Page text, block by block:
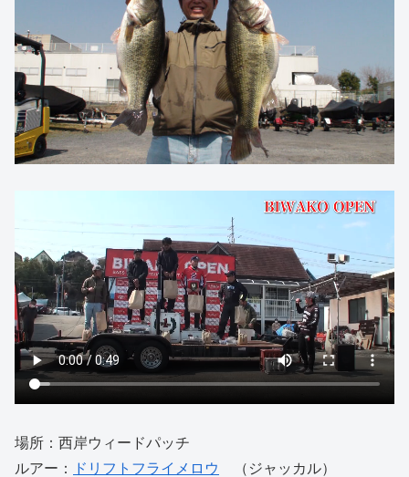
場所：西岸ウィードパッチ
ルアー：
ドリフトフライメロウ
（ジャッカル）